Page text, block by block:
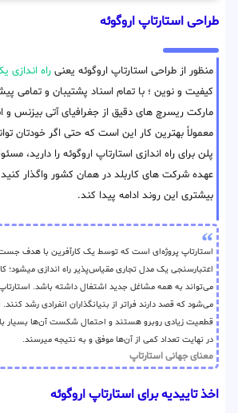
طراحی استارتاپ اروگوئه
منظور از طراحی استارتاپ اروگوئه یعنی راه
کیفیت و نوین ؛ با تمام اسناد پشتیبان و تمامی
مارکت ریسرچ های دقیق از جغرافیای آتی بیزنس و
معمولاً بهترین کار این است که حتی اگر خودتان
پلن برای راه اندازی استارتاپ اروگوئه را دارید،
عهده شرکت های کاربلد در همان کشور واگذار کنید
بیشتری این روند ادامه پیدا کند.
استارتاپ پروژه‌ای است که توسط یک کارآفرین با هدف
اعتبارسنجی یک مدل تجاری مقیاس‌پذیر راه اندازی میشود؛
می‌تواند به همه مشاغل جدید اشتغال داشته باشد.
می‌شود که قصد دارند فراتر از بنیانگذاران انفرادی رشد کنند.
قطعیت زیادی روبرو هستند و احتمال شکست آن‌ها بسیار
در نهایت تعداد کمی از آن‌ها موفق و به نتیجه میرسند.
معنای جهانی استارتاپ
اخذ تاییدیه برای استارتاپ اروگوئه